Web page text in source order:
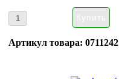
Артикул товара: 0711242